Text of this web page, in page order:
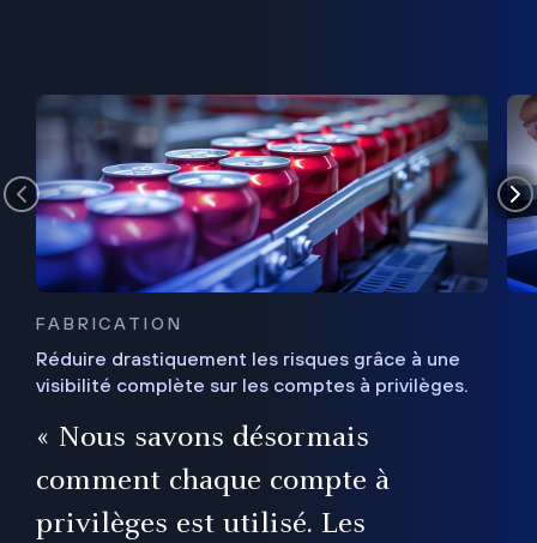
FABRICATION
Réduire drastiquement les risques grâce à une
visibilité complète sur les comptes à privilèges.
« Nous savons désormais
comment chaque compte à
privilèges est utilisé. Les